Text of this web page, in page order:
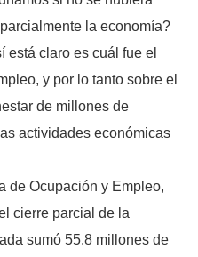
la economía?
está claro es cuál fue el
y por lo tanto sobre el
de millones de
actividades económicas
de Ocupación y Empleo,
cierre parcial de la
sumó 55.8 millones de